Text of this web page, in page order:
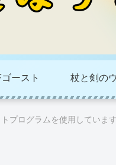
ゴースト 杖と剣の
プログラムを使用しています